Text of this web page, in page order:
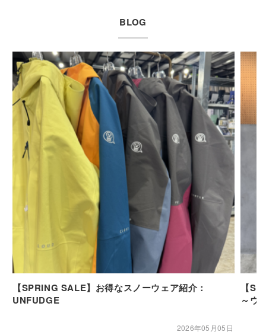
BLOG
【SPRING SALE】お得なスノーウェア紹介：
UNFUDGE
2026年05月05日
【
～ウ